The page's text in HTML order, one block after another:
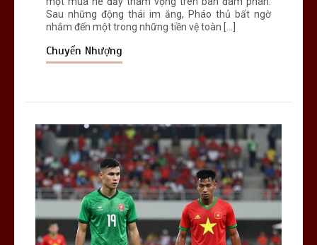
Sau những động thái im ắng, Pháo thủ bất ngờ
nhắm đến một trong những tiền vệ toàn […]
Chuyển Nhượng